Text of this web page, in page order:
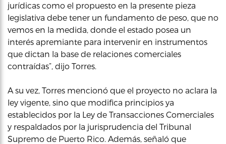
jurídicas como el propuesto en la presente pieza
legislativa debe tener un fundamento de peso, que no
vemos en la medida, donde el estado posea un
interés apremiante para intervenir en instrumentos
que dictan la base de relaciones comerciales
contraídas”, dijo Torres.
A su vez, Torres mencionó que el proyecto no aclara la
ley vigente, sino que modifica principios ya
establecidos por la Ley de Transacciones Comerciales
y respaldados por la jurisprudencia del Tribunal
Supremo de Puerto Rico. Además, señaló que